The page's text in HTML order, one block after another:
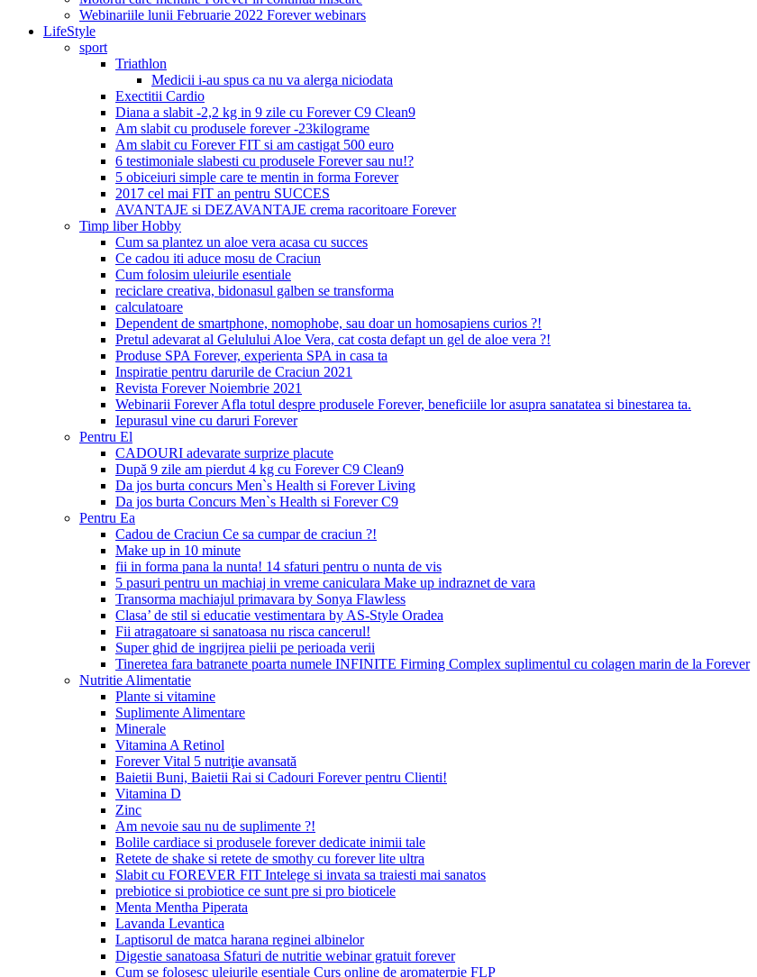
Webinariile lunii Februarie 2022 Forever webinars
LifeStyle
sport
Triathlon
Medicii i-au spus ca nu va alerga niciodata
Exectitii Cardio
Diana a slabit -2,2 kg in 9 zile cu Forever C9 Clean9
Am slabit cu produsele forever -23kilograme
Am slabit cu Forever FIT si am castigat 500 euro
6 testimoniale slabesti cu produsele Forever sau nu!?
5 obiceiuri simple care te mentin in forma Forever
2017 cel mai FIT an pentru SUCCES
AVANTAJE si DEZAVANTAJE crema racoritoare Forever
Timp liber Hobby
Cum sa plantez un aloe vera acasa cu succes
Ce cadou iti aduce mosu de Craciun
Cum folosim uleiurile esentiale
reciclare creativa, bidonasul galben se transforma
calculatoare
Dependent de smartphone, nomophobe, sau doar un homosapiens curios ?!
Pretul adevarat al Gelulului Aloe Vera, cat costa defapt un gel de aloe vera ?!
Produse SPA Forever, experienta SPA in casa ta
Inspiratie pentru darurile de Craciun 2021
Revista Forever Noiembrie 2021
Webinarii Forever Afla totul despre produsele Forever, beneficiile lor asupra sanatatea si binestarea ta.
Iepurasul vine cu daruri Forever
Pentru El
CADOURI adevarate surprize placute
După 9 zile am pierdut 4 kg cu Forever C9 Clean9
Da jos burta concurs Men`s Health si Forever Living
Da jos burta Concurs Men`s Health si Forever C9
Pentru Ea
Cadou de Craciun Ce sa cumpar de craciun ?!
Make up in 10 minute
fii in forma pana la nunta! 14 sfaturi pentru o nunta de vis
5 pasuri pentru un machiaj in vreme caniculara Make up indraznet de vara
Transorma machiajul primavara by Sonya Flawless
Clasa’ de stil si educatie vestimentara by AS-Style Oradea
Fii atragatoare si sanatoasa nu risca cancerul!
Super ghid de ingrijrea pielii pe perioada verii
Tineretea fara batranete poarta numele INFINITE Firming Complex suplimentul cu colagen marin de la Forever
Nutritie Alimentatie
Plante si vitamine
Suplimente Alimentare
Minerale
Vitamina A Retinol
Forever Vital 5 nutriţie avansată
Baietii Buni, Baietii Rai si Cadouri Forever pentru Clienti!
Vitamina D
Zinc
Am nevoie sau nu de suplimente ?!
Bolile cardiace si produsele forever dedicate inimii tale
Retete de shake si retete de smothy cu forever lite ultra
Slabit cu FOREVER FIT Intelege si invata sa traiesti mai sanatos
prebiotice si probiotice ce sunt pre si pro bioticele
Menta Mentha Piperata
Lavanda Levantica
Laptisorul de matca harana reginei albinelor
Digestie sanatoasa Sfaturi de nutritie webinar gratuit forever
Cum se folosesc uleiurile esentiale Curs online de aromaterpie FLP